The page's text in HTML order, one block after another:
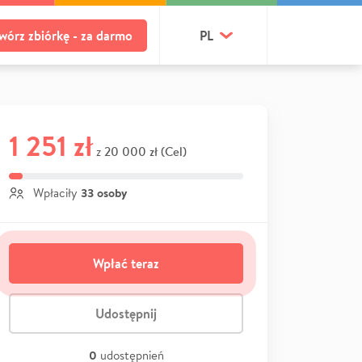
zbiórkę - za darmo PL
1 251 zł z 20 000 zł (Cel)
Wpłaciły 33 osoby
Wpłać teraz
Udostępnij
0 udostępnień